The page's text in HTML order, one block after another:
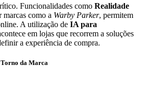
Funcionalidades como Realidade
marcas como a Warby Parker, permitem
A utilização de IA para
em lojas que recorrem a soluções
a experiência de compra.
da Marca